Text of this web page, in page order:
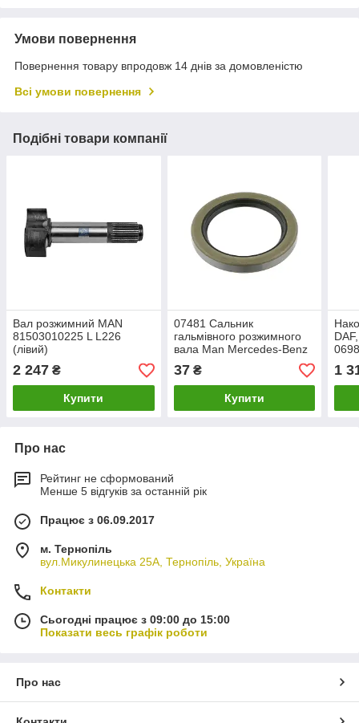
Умови повернення
Повернення товару впродовж 14 днів за домовленістю
Всі умови повернення
Подібні товари компанії
Вал розжимний MAN
81503010225 L L226
(лівий)
2 247 ₴
Купити
07481 Сальник
гальмівного розжимного
вала Man Mercedes-Benz
Trucks
37₴
Купити
1
Про нас
Рейтинг не сформований
Менше 5 відгуків за останній рік
Працює з 06.09.2017
м. Тернопіль
вул.Микулинецька 25А, Тернопіль, Україна
Контакти
Сьогодні працює з 09:00 до 15:00
Показати весь графік роботи
Про нас